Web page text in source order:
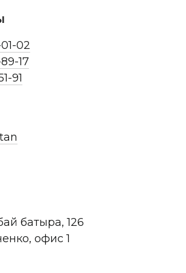
батыра, 126
офис 1
02
17
91